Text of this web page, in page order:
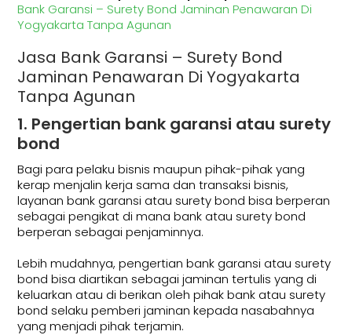
Bank Garansi – Surety Bond Jaminan Penawaran Di
Yogyakarta Tanpa Agunan
Jasa Bank Garansi – Surety Bond
Jaminan Penawaran Di Yogyakarta
Tanpa Agunan
1. Pengertian bank garansi atau surety
bond
Bagi para pelaku bisnis maupun pihak-pihak yang
kerap menjalin kerja sama dan transaksi bisnis,
layanan bank garansi atau surety bond bisa berperan
sebagai pengikat di mana bank atau surety bond
berperan sebagai penjaminnya.
Lebih mudahnya, pengertian bank garansi atau surety
bond bisa diartikan sebagai jaminan tertulis yang di
keluarkan atau di berikan oleh pihak bank atau surety
bond selaku pemberi jaminan kepada nasabahnya
yang menjadi pihak terjamin.